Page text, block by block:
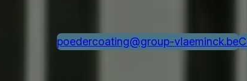
poedercoating@group-vlaeminck.be